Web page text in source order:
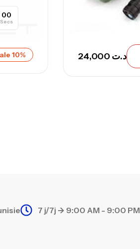
00
Secs
10% د.ت
7 j/7j -> 9:00 AM - 9:00 PM